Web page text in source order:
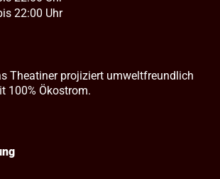
22:00 Uhr
Theatiner projiziert umweltfreundlich
100% Ökostrom.